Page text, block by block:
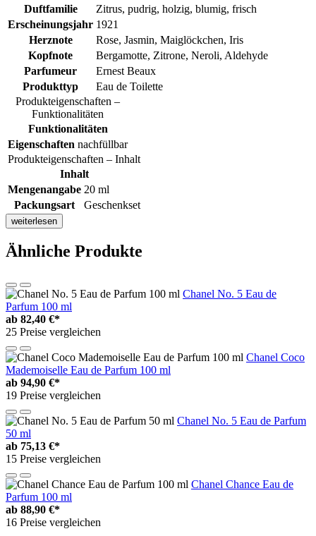
Duftfamilie
Zitrus, pudrig, holzig, blumig, frisch
Erscheinungsjahr 1921
Herznote
Rose, Jasmin, Maiglöckchen, Iris
Kopfnote
Bergamotte, Zitrone, Neroli, Aldehyde
Parfumeur
Ernest Beaux
Produkttyp
Eau de Toilette
Produkteigenschaften –
Funktionalitäten
Funktionalitäten
Eigenschaften nachfüllbar
Produkteigenschaften – Inhalt
Inhalt
Mengenangabe 20 ml
Packungsart
Geschenkset
weiterlesen
Ähnliche Produkte
Chanel No. 5 Eau de
Parfum 100 ml
ab 82,40 €*
25 Preise vergleichen
Chanel Coco
Mademoiselle Eau de Parfum 100 ml
ab 94,90 €*
19 Preise vergleichen
Chanel No. 5 Eau de Parfum
50 ml
ab 75,13 €*
15 Preise vergleichen
Chanel Chance Eau de
Parfum 100 ml
ab 88,90 €*
16 Preise vergleichen